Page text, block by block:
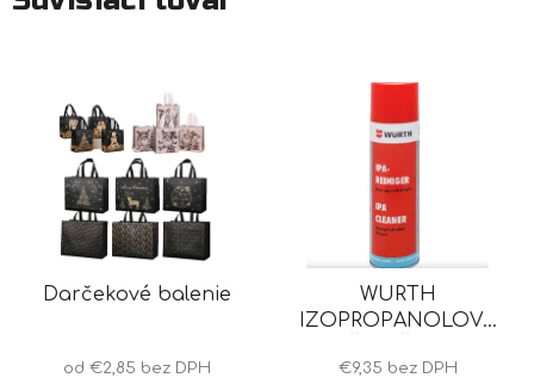
Darčekové balenie
od €2,85 bez DPH
WURTH
IZOPROPANOLOVÝ
€9,35 bez DPH